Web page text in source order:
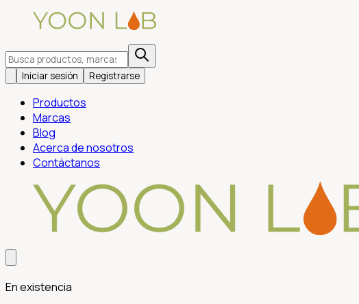
Iniciar sesión Registrarse
Productos
Marcas
Blog
Acerca de nosotros
Contáctanos
En existencia